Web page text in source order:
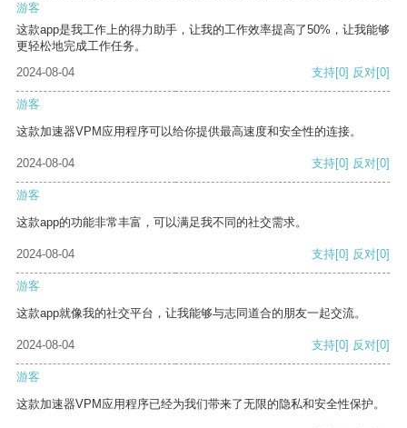
游客
这款app是我工作上的得力助手，让我的工作效率提高了50%，让我能够
更轻松地完成工作任务。
2024-08-04
支持[0] 反对[0]
游客
这款加速器VPM应用程序可以给你提供最高速度和安全性的连接。
2024-08-04 支持[0] 反对[0]
游客
这款app的功能非常丰富，可以满足我不同的社交需求。
2024-08-04 支持[0] 反对[0]
游客
这款app就像我的社交平台，让我能够与志同道合的朋友一起交流。
2024-08-04 支持[0] 反对[0]
游客
这款加速器VPM应用程序已经为我们带来了无限的隐私和安全性保护。